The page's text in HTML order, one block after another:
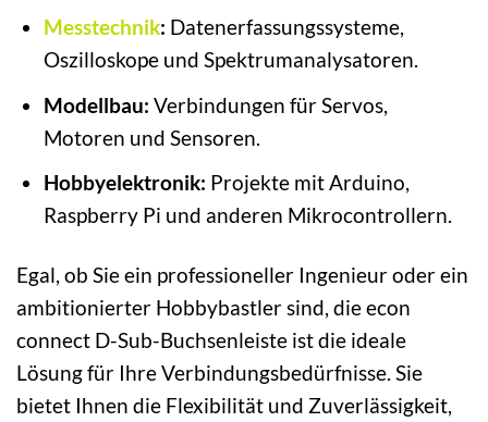
Messtechnik: Datenerfassungssysteme,
Oszilloskope und Spektrumanalysatoren.
Modellbau: Verbindungen für Servos,
Motoren und Sensoren.
Hobbyelektronik: Projekte mit Arduino,
Raspberry Pi und anderen Mikrocontrollern.
Egal, ob Sie ein professioneller Ingenieur oder ein
ambitionierter Hobbybastler sind, die econ
connect D-Sub-Buchsenleiste ist die ideale
Lösung für Ihre Verbindungsbedürfnisse. Sie
bietet Ihnen die Flexibilität und Zuverlässigkeit,